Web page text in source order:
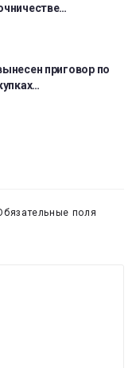
приговор по
поля